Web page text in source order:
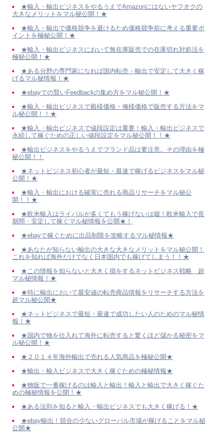
★輸入・輸出ビジネスをやるうえでAmazonにはないヤフオクの
大きなメリットをマル秘公開！★
★輸入・輸出で価格競争を避けるため価格競争前に考える重要ポ
イントを極秘公開！★
★輸入・輸出ビジネスにおいて無在庫販売での在庫切れ対処法を
極秘公開！★
★ある分野の専門家になれば国内転売・輸出で安定して大きく稼
げるマル秘情報！★
★ebayでの賢いFeedbackの集め方をマル秘公開！★
★輸入・輸出ビジネスで殿様価格・俺様価格で販売する方法をマ
ル秘公開！！★
★輸入・輸出ビジネスで値段設定は重要！輸入・輸出ビジネスで
永続して稼ぐための正しい値段設定をマル秘公開！！★
★輸出ビジネスをやるうえでブランド品は要注意。その理由を極
秘公開！！
★ネットビジネス初心者が最短・最速で稼げるビジネスをマル秘
公開！★
★輸入・輸出における確実に売れる商品リサーチをマル秘公
開！！★
★欧米輸入はライバルが多くてもう稼げないは嘘！欧米輸入で長
期間・安定して稼ぐマル秘情報を公開★！
★ebayで稼ぐために出品制限を攻略するマル秘情報★
★あなたが知らない輸出の大きな大きなメリットをマル秘公開！
これを知れば海外だけでなく日本国内でも稼げてしまう！！★
★この情報を知らないと大きく損をするネットビジネス戦略 超
マル秘情報！★
★特に輸出において最安値の転売商品情報をリサーチする方法を
超マル秘公開★
★ネットビジネスで最短・最速で成功したい人のためのマル秘情
報！★
★国内で物を仕入れて海外に転売すると驚くほど儲かる秘密をマ
ル秘公開！★
★２０１４年海外輸出で売れる人気商品を極秘公開★
★輸出・輸入ビジネスで大きく稼ぐための極秘情報★
★物販で一番稼げるのは輸入と輸出！輸入と輸出で大きく稼ぐた
めの極秘情報を公開！★
★ある法則を知ると輸入・輸出ビジネスでも大きく稼げる！★
★ebay輸出！競合の少ないグローバル市場が稼げることをマル秘
公開★